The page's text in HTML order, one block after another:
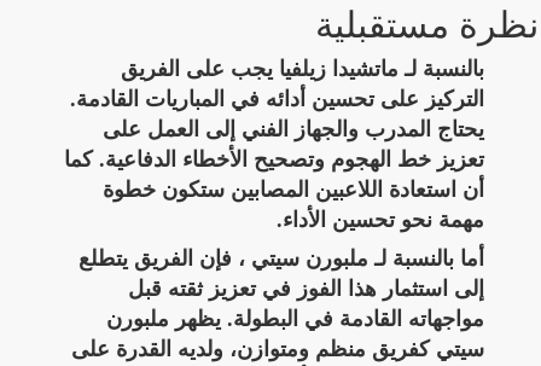
نظرة مستقبلية
بالنسبة لـ ماتشيدا زيلفيا يجب على الفريق
التركيز على تحسين أدائه في المباريات القادمة.
يحتاج المدرب والجهاز الفني إلى العمل على
تعزيز خط الهجوم وتصحيح الأخطاء الدفاعية. كما
أن استعادة اللاعبين المصابين ستكون خطوة
مهمة نحو تحسين الأداء.
أما بالنسبة لـ ملبورن سيتي ، فإن الفريق يتطلع
إلى استثمار هذا الفوز في تعزيز ثقته قبل
مواجهاته القادمة في البطولة. يظهر ملبورن
سيتي كفريق منظم ومتوازن، ولديه القدرة على